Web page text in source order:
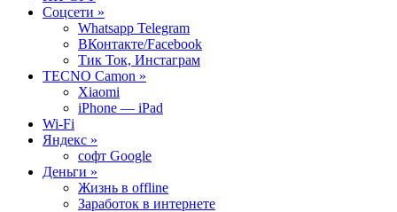
Cоцсети »
Whatsapp Telegram
ВКонтакте/Facebook
Тик Ток, Инстаграм
TECNO Camon »
Xiaomi
iPhone — iPad
Wi-Fi
Яндекс »
софт Google
Деньги »
Жизнь в offline
Заработок в интернете